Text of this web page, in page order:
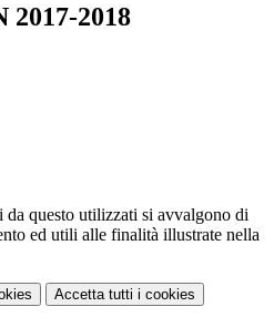
2017-2018
questo utilizzati si avvalgono di
ed utili alle finalità illustrate nella
Accetta tutti i cookies